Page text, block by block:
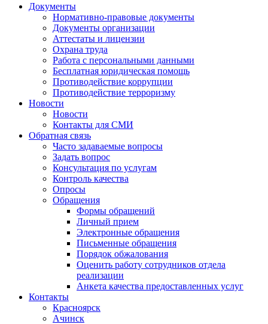
Документы
Нормативно-правовые документы
Документы организации
Аттестаты и лицензии
Охрана труда
Работа с персональными данными
Бесплатная юридическая помощь
Противодействие коррупции
Противодействие терроризму
Новости
Новости
Контакты для СМИ
Обратная связь
Часто задаваемые вопросы
Задать вопрос
Консультация по услугам
Контроль качества
Опросы
Обращения
Формы обращений
Личный прием
Электронные обращения
Письменные обращения
Порядок обжалования
Оценить работу сотрудников отдела
реализации
Анкета качества предоставленных услуг
Контакты
Красноярск
Ачинск